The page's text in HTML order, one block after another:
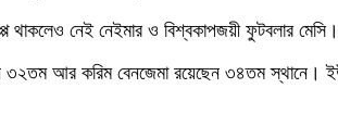
থাকলেও নেই নেইমার ও বিশ্বকাপজয়ী ফুটবলার
আর করিম বেনজেমা রয়েছেন ৩৪তম স্থানে।